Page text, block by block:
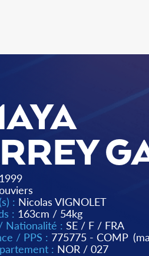
1999
: Nicolas VIGNOLET
: 163cm / 54kg
Nationalité :SE / F / FRA
/ PPS : 775775 - COMP
: NOR / 027